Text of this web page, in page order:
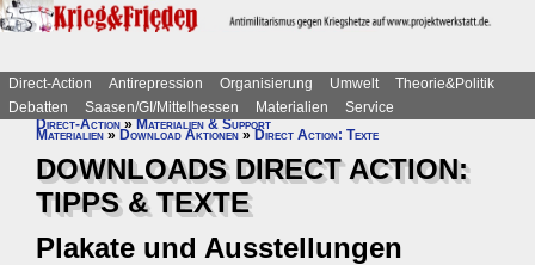
Direct-Action Antirepression Organisierung Umwelt
Theorie&Politik
Debatten
Saasen/GI/Mittelhessen Materialien
Service
Direct-Action»Materialien & Support
Materialien » Download Aktionen » Direct Action: Texte
DOWNLOADS DIRECT ACTION:
TIPPS & TEXTE
Plakate und Ausstellungen